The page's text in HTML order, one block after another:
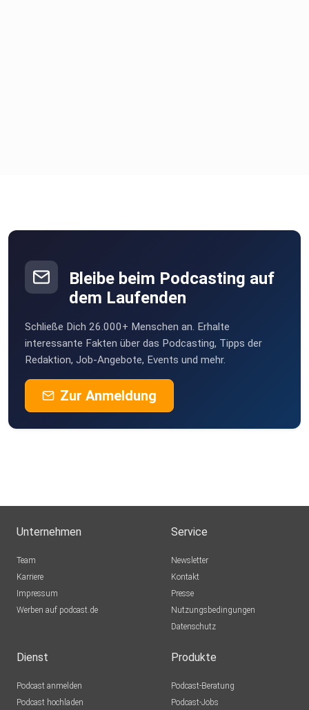
Bleibe beim Podcasting auf
dem Laufenden
Schließe Dich 26.000+ Menschen an. Erhalte
interessante Fakten über das Podcasting, Tipps der
Redaktion, Job-Angebote, Events und mehr.
Zur Anmeldung
Unternehmen
Team
Karriere
Impressum
Werben auf podcast.de
Service
Newsletter
Kontakt
Presse
Nutzungsbedingungen
Datenschutz
Dienst
Podcast anmelden
Podcast hochladen
Produkte
Podcast-Beratung
Podcast-Jobs